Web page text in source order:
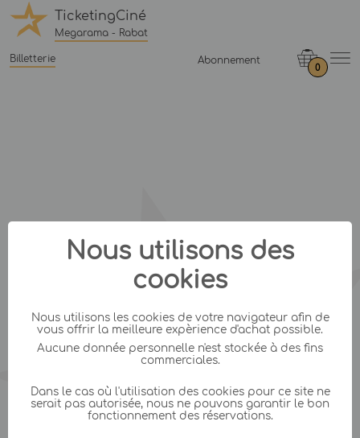
TicketingCiné
Megarama - Rabat
Billetterie Abonnement
0
Nous utilisons des
cookies
Nous utilisons les cookies de votre navigateur afin de
vous offrir la meilleure expèrience d'achat possible.
Aucune donnée personnelle n'est stockée à des fins
commerciales.
Dans le cas où l'utilisation des cookies pour ce site ne
serait pas autorisée, nous ne pouvons garantir le bon
fonctionnement des réservations.